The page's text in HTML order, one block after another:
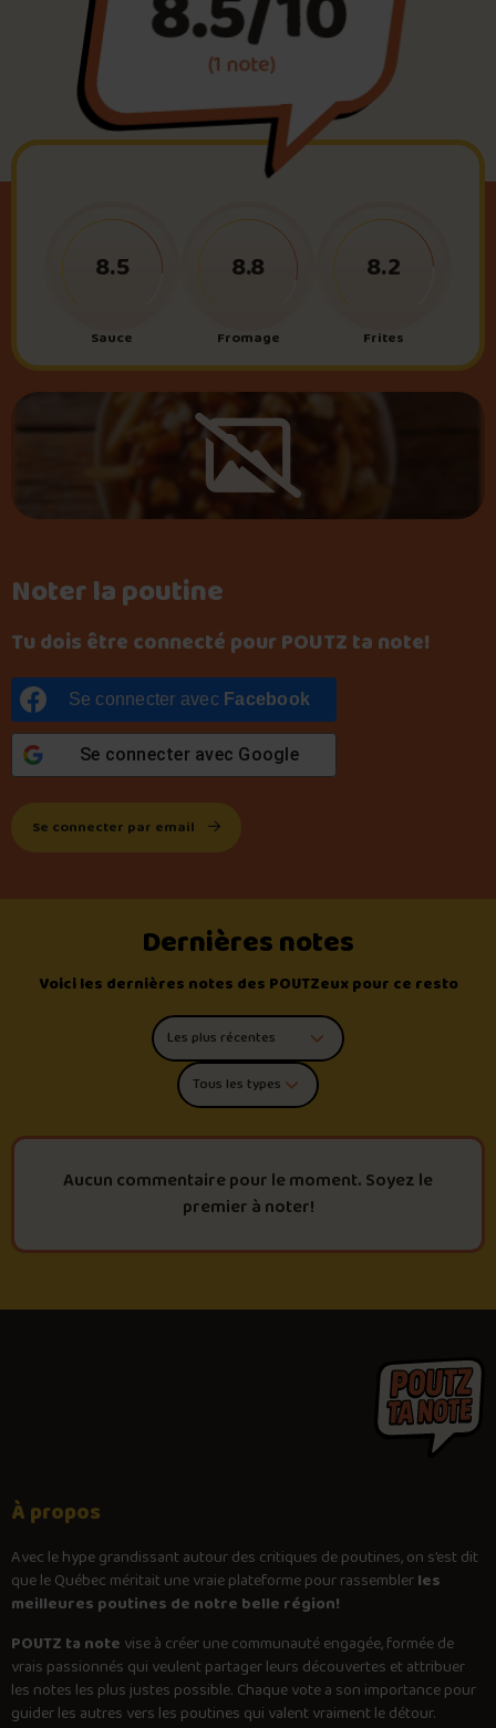
Foire aux questions
Me connecter
(1 note)
Noter la poutine
Tu dois être connecté pour POUTZ ta note!
Se connecter avec Facebook
Se connecter avec Google
Se connecter par email
Sauce
8.5
Fromage
8.8
Frites
8.2
Dernières notes
Voici les dernières notes des POUTZeux pour ce resto
Trier les commentaires
Filtrer par type de poutine
Aucun commentaire pour le moment. Soyez le
premier à noter!
À propos
Avec lehypegrandissant autour des critiques de poutines, on s’est dit
que le Québec méritait une vraie plateforme pour rassemblerles
meilleures poutines de notre belle région!
POUTZ ta note vise à créer une communauté engagée, formée de
vrais passionnés qui veulent partager leurs découvertes et attribuer
les notes les plus justes possible. Chaque vote a son importance pour
guider les autres vers les poutines qui valent vraiment le détour.